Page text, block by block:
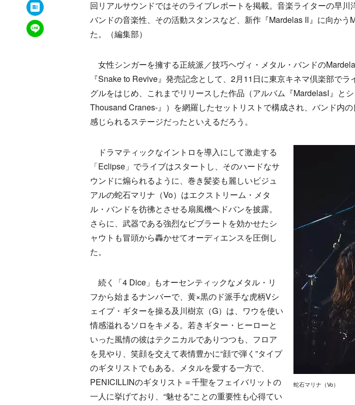
はてなブックマーク
LINEで送る
回リアルサウンドではそのライブレポートを掲載。音楽ライターの早川
バンドの音楽性、その活動スタンスなど、新作『Mardelas Ⅱ』に向かう
た。（編集部）
女性シンガーを擁する正統派／技巧ヘヴィ・メタル・バンドの
『Snake to Revive』発売記念として、2月11日に東京キネマ倶楽部で
グルをはじめ、これまでリリースした作品（アルバム『MardelasⅠ』と
Thousand Cranes-』）を網羅したセットリストで構成され、バンド内
感じられるステージだったといえるだろう。
蛇石マリナ（Vo）
ドラマティックなイントロを導入にして激走する
「Eclipse」でライブはスタートし、そのハードなサ
ウンドに煽られるように、巻き髪姿も麗しいビジュ
アルの蛇石マリナ（Vo）はエクストリーム・メタ
ル・バンドを彷彿とさせる扇風機ヘドバンを披露。
さらに、武器である強烈なビブラートを効かせたシ
ャウトも冒頭から轟かせてオーディエンスを圧倒し
た。
続く「4 Dice」もオーセンティックなメタル・リ
フから始まるナンバーで、黄×黒のド派手な虎柄Vシ
ェイプ・ギターを操る及川樹京（G）は、ワウを使い
情感溢れるソロをキメる。若きギター・ヒーローと
いった風情の彼はテクニカルでありつつも、フロア
を見やり、笑顔を交えて表情豊かに“顔で弾く”タイプ
のギタリストでもある。メタルを愛する一方で、
PENICILLINのギタリスト＝千聖をフェイバリットの
一人に挙げており、“魅せる”ことの重要性も心得てい